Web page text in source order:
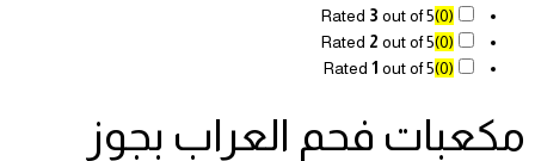
Rated 3 out of 5(0)
Rated 2 out of 5(0)
Rated 1 out of 5(0)
مكعبات فحم العراب بجوز